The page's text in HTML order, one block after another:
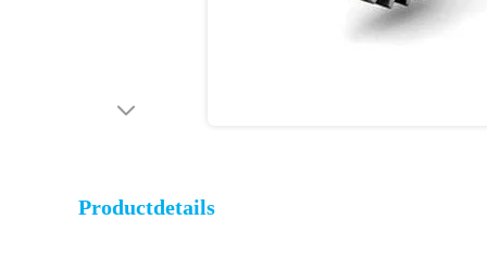
Productdetails